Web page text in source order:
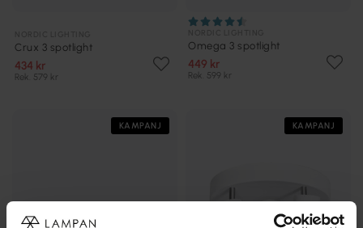
Crux 3 spotlight
434 kr
Rek. 579 kr
Omega 3 spotlight
449 kr
Rek. 599 kr
KAMPANJ KAMPANJ